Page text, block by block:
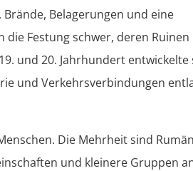
Belagerungen und eine
Festung schwer, deren
und 20. Jahrhundert entwickelte
und Verkehrsverbindungen
Die Mehrheit sind
und kleinere Gruppen